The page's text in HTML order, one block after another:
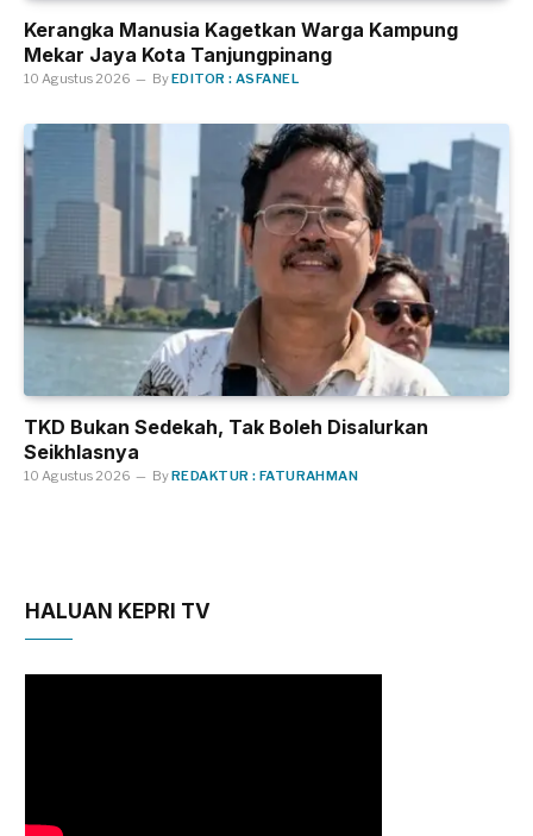
Kerangka Manusia Kagetkan Warga Kampung
Mekar Jaya Kota Tanjungpinang
10 Agustus 2026 ByEDITOR : ASFANEL
TKD Bukan Sedekah, Tak Boleh Disalurkan
Seikhlasnya
10 Agustus 2026 ByREDAKTUR : FATURAHMAN
HALUAN KEPRI TV